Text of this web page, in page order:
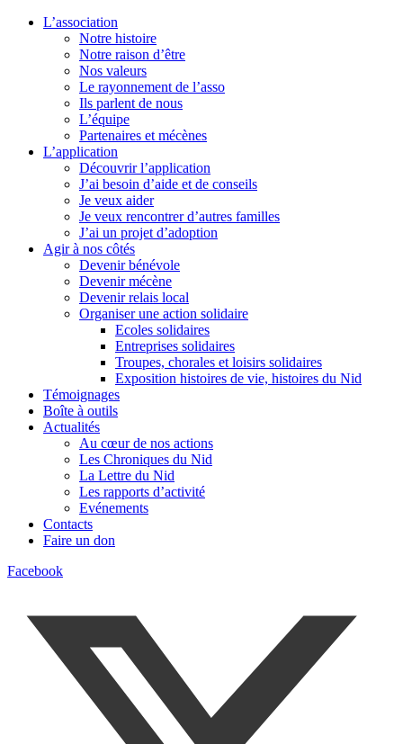
L’association
Notre histoire
Notre raison d’être
Nos valeurs
Le rayonnement de l’asso
Ils parlent de nous
L’équipe
Partenaires et mécènes
L’application
Découvrir l’application
J’ai besoin d’aide et de conseils
Je veux aider
Je veux rencontrer d’autres familles
J’ai un projet d’adoption
Agir à nos côtés
Devenir bénévole
Devenir mécène
Devenir relais local
Organiser une action solidaire
Ecoles solidaires
Entreprises solidaires
Troupes, chorales et loisirs solidaires
Exposition histoires de vie, histoires du Nid
Témoignages
Boîte à outils
Actualités
Au cœur de nos actions
Les Chroniques du Nid
La Lettre du Nid
Les rapports d’activité
Evénements
Contacts
Faire un don
Facebook